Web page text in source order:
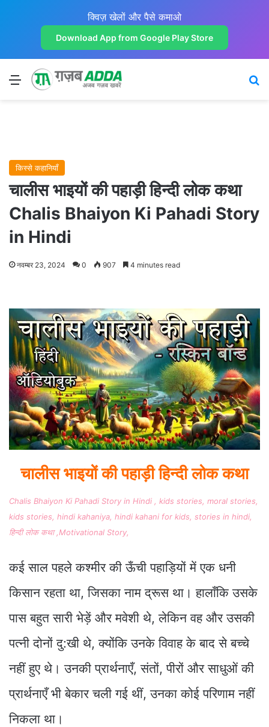
क्विज़ खेलों और पैसे कमाओ
Download App from Google Play Store
Menu
किस्से कहानियाँ
चालीस भाइयों की पहाड़ी हिन्दी लोक कथा
Chalis Bhaiyon Ki Pahadi Story
in Hindi
नवम्बर 23, 2024 0 907 4 minutes read
चालीस भाइयों की पहाड़ी हिन्दी लोक कथा
Chalis Bhaiyon Ki Pahadi Story in Hindi , kids stories, moral stories,
kids stories, hindi kahaniya, hindi kahani for kids, stories in hindi,
हिन्दी लोक कथा ,Motivational Story,
कई साल पहले कश्मीर की ऊँची पहाड़ियों में एक धनी
किसान रहता था, जिसका नाम द्रूस था। हालाँकि उसके
पास बहुत सारी भेड़ें और मवेशी थे, लेकिन वह और उसकी
पत्नी दोनों दु:खी थे, क्योंकि उनके विवाह के बाद से बच्चे
नहीं हुए थे। उनकी प्रार्थनाएँ, संतों, पीरों और साधुओं की
प्रार्थनाएँ भी बेकार चली गई थीं, उनका कोई परिणाम नहीं
निकला था।